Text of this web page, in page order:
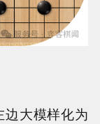
大模样化为